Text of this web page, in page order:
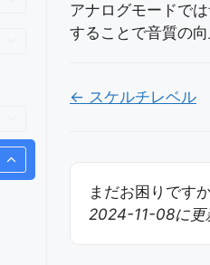
アナログモードで
することで音質の向
Doc
ゲ
ー
← スケルチレベル
まだお困りです
2024-11-08に更